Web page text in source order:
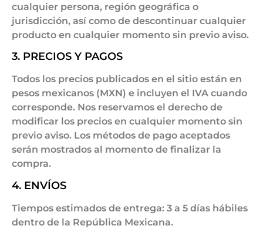
cualquier persona, región geográfica o
jurisdicción, así como de descontinuar cualquier
producto en cualquier momento sin previo aviso.
3. PRECIOS Y PAGOS
Todos los precios publicados en el sitio están en
pesos mexicanos (MXN) e incluyen el IVA cuando
corresponde. Nos reservamos el derecho de
modificar los precios en cualquier momento sin
previo aviso. Los métodos de pago aceptados
serán mostrados al momento de finalizar la
compra.
4. ENVÍOS
Tiempos estimados de entrega: 3 a 5 días hábiles
dentro de la República Mexicana.